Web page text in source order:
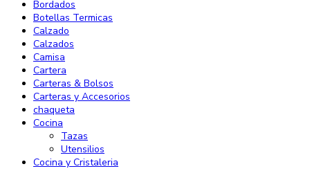
Bordados
Botellas Termicas
Calzado
Calzados
Camisa
Cartera
Carteras & Bolsos
Carteras y Accesorios
chaqueta
Cocina
Tazas
Utensilios
Cocina y Cristaleria